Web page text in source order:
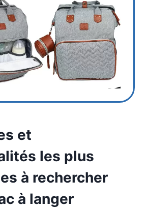
et
les plus
à rechercher
à langer